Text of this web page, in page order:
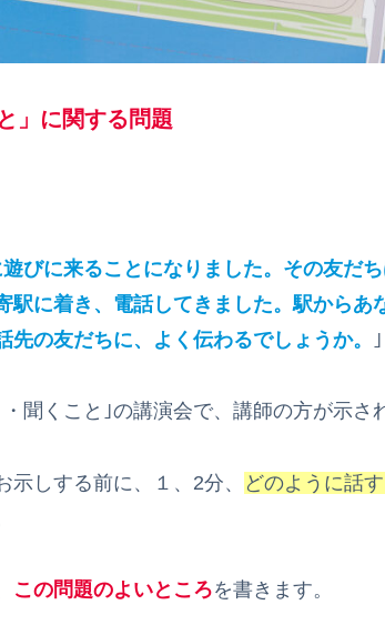
」に関する問題
びに来ることになりました。その友だ
駅に着き、電話してきました。駅からあ
先の友だちに、よく伝わるでしょうか。
｣
聞くこと｣の講演会で、講師の方が示さ
しする前に、１、2分、
どのように話
この問題のよいところを書きます。